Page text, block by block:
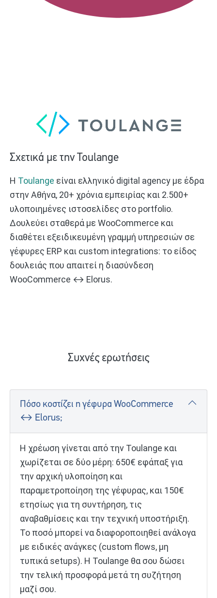
Σχετικά με την Toulange
Η Toulange είναι ελληνικό digital agency με έδρα
στην Αθήνα, 20+ χρόνια εμπειρίας και 2.500+
υλοποιημένες ιστοσελίδες στο portfolio.
Δουλεύει σταθερά με WooCommerce και
διαθέτει εξειδικευμένη γραμμή υπηρεσιών σε
γέφυρες ERP και custom integrations: το είδος
δουλειάς που απαιτεί η διασύνδεση
WooCommerce ↔ Elorus.
Συχνές ερωτήσεις
Πόσο κοστίζει η γέφυρα WooCommerce
↔ Elorus;
Η χρέωση γίνεται από την Toulange και
χωρίζεται σε δύο μέρη: 650€ εφάπαξ για
την αρχική υλοποίηση και
παραμετροποίηση της γέφυρας, και 150€
ετησίως για τη συντήρηση, τις
αναβαθμίσεις και την τεχνική υποστήριξη.
Το ποσό μπορεί να διαφοροποιηθεί ανάλογα
με ειδικές ανάγκες (custom flows, μη
τυπικά setups). Η Toulange θα σου δώσει
την τελική προσφορά μετά τη συζήτηση
μαζί σου.